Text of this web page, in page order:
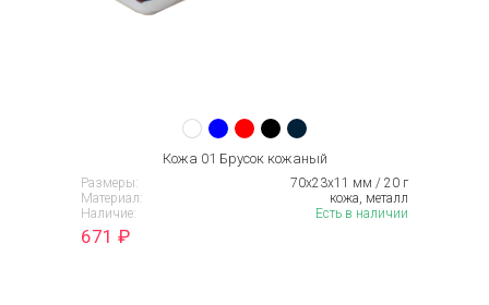
Кожа 01 Брусок кожаный
Размеры:
70x23x11 мм / 20 г
Материал:
кожа, металл
Наличие:
Есть в наличии
671 ₽